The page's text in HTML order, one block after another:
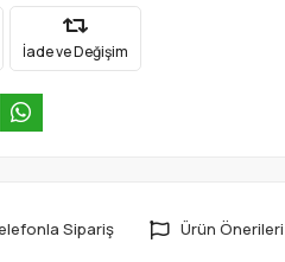
İade ve Değişim
Sipariş Ürün Önerileri